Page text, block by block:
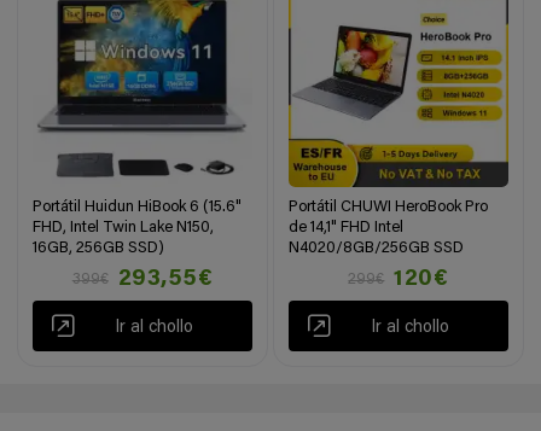
Portátil Huidun HiBook 6 (15.6"
FHD, Intel Twin Lake N150,
16GB, 256GB SSD)
399€
293,55€
Ir al chollo
Portátil CHUWI HeroBook Pro
de 14,1" FHD Intel
N4020/8GB/256GB SSD
299€
120€
Ir al chollo